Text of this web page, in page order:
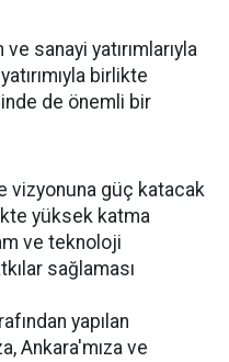
sanayi yatırımlarıyla
birlikte
de önemli bir
vizyonuna güç katacak
yüksek katma
ve teknoloji
sağlaması
yapılan
Ankara'mıza ve